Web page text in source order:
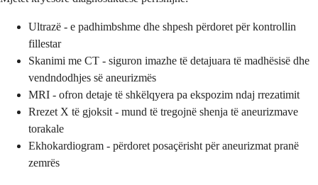
Ultrazë - e padhimbshme dhe shpesh përdoret për kontrollin
fillestar
Skanimi me CT - siguron imazhe të detajuara të madhësisë dhe
vendndodhjes së aneurizmës
MRI - ofron detaje të shkëlqyera pa ekspozim ndaj rrezatimit
Rrezet X të gjoksit - mund të tregojnë shenja të aneurizmave
torakale
Ekhokardiogram - përdoret posaçërisht për aneurizmat pranë
zemrës